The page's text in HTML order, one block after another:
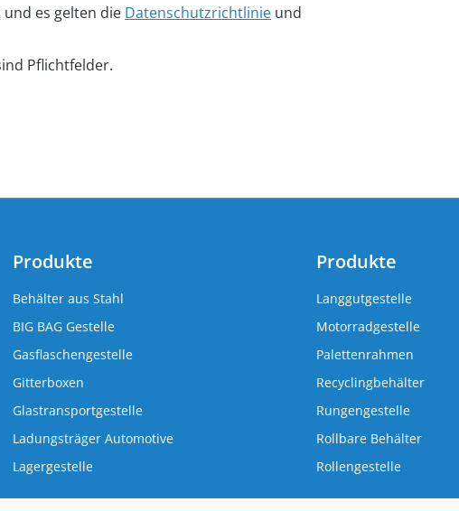
und es gelten die Datenschutzrichtlinie und
Pflichtfelder.
Produkte
Behälter aus Stahl
BIG BAG Gestelle
Gasflaschengestelle
Gitterboxen
Glastransportgestelle
Ladungsträger Automotive
Lagergestelle
Produkte
Langgutgestelle
Motorradgestelle
Palettenrahmen
Recyclingbehälter
Rungengestelle
Rollbare Behälter
Rollengestelle